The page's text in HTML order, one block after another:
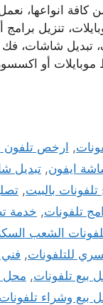
كافة انواعها،
تنزيل برامج
تبديل شاشات،
موبايلات أو
, ارخص تلفون 5G
ايفون, تبديل
بالبيت,
تلفونات, خدمة
الشعب
للتلفونات,
بيع تلفونات, محل
بيع وشراء تلفونات